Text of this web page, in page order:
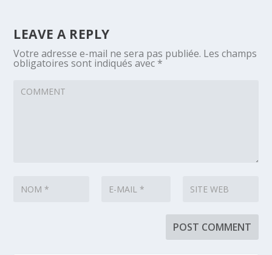
LEAVE A REPLY
Votre adresse e-mail ne sera pas publiée. Les champs
obligatoires sont indiqués avec *